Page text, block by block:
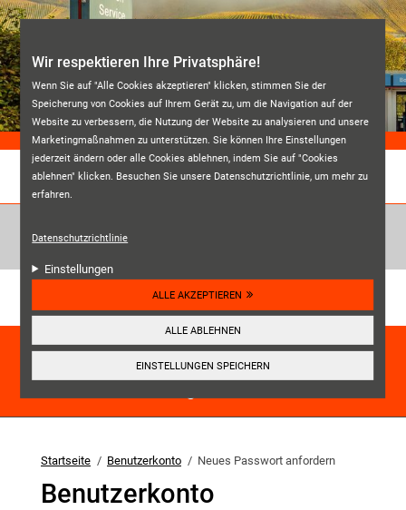
Wir respektieren Ihre Privatsphäre!
Wenn Sie auf "Alle Cookies akzeptieren" klicken, stimmen Sie der
Speicherung von Cookies auf Ihrem Gerät zu, um die Navigation auf der
Website zu verbessern, die Nutzung der Website zu analysieren und unsere
Marketingmaßnahmen zu unterstützen. Sie können Ihre Einstellungen
jederzeit ändern oder alle Cookies ablehnen, indem Sie auf "Cookies
ablehnen" klicken. Besuchen Sie unsere Datenschutzrichtlinie, um mehr zu
erfahren.
Datenschutzrichtlinie
Einstellungen
ALLE AKZEPTIEREN
ALLE ABLEHNEN
EINSTELLUNGEN SPEICHERN
Direkt zum Inhalt
REIFENDIENST BERNKASTEL
Unsere Kundenbewertungen:
HIER ANSEHEN
☰
Startseite Benutzerkonto Neues Passwort anfordern
Benutzerkonto